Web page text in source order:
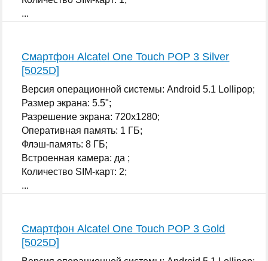
...
Смартфон Alcatel One Touch POP 3 Silver
[5025D]
Версия операционной системы: Android 5.1 Lollipop;
Размер экрана: 5.5";
Разрешение экрана: 720x1280;
Оперативная память: 1 ГБ;
Флэш-память: 8 ГБ;
Встроенная камера: да ;
Количество SIM-карт: 2;
...
Смартфон Alcatel One Touch POP 3 Gold
[5025D]